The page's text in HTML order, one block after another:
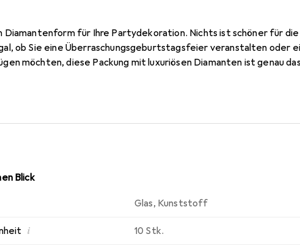
Diamantenform für Ihre Partydekoration. Nichts ist schöner für
ob Sie eine Überraschungsgeburtstagsfeier veranstalten oder
möchten, diese Packung mit luxuriösen Diamanten ist genau
Blick
Glas, Kunststoff
i 10 Stk.